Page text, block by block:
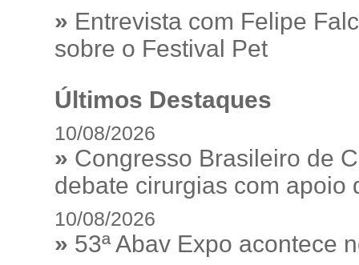
» Entrevista com Felipe
sobre o Festival Pet
Últimos Destaques
10/08/2026
» Congresso Brasileiro de
debate cirurgias com apoio
10/08/2026
» 53ª Abav Expo acontece